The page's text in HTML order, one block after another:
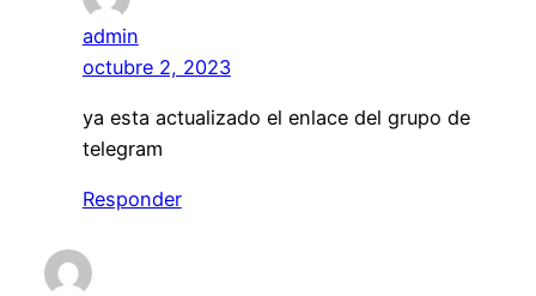
admin
octubre 2, 2023
ya esta actualizado el enlace del grupo de
telegram
Responder